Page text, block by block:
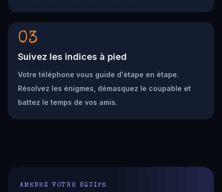
03
Suivez les indices à pied
Votre téléphone vous guide d'étape en étape.
Résolvez les énigmes, démasquez le coupable et
battez le temps de vos amis.
AMENEZ VOTRE ÉQUIPE